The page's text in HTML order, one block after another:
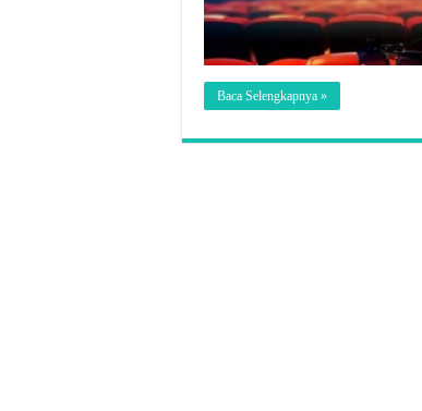
Baca Selengkapnya »